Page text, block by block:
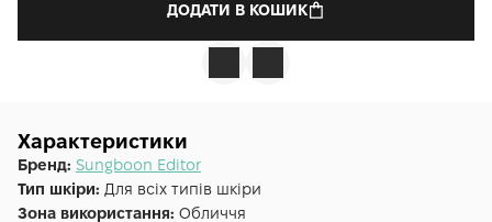
ДОДАТИ В КОШИК
Характеристики
Бренд: Sungboon Editor
Тип шкіри: Для всіх типів шкіри
Зона використання: Обличчя